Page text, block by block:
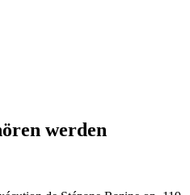
werden